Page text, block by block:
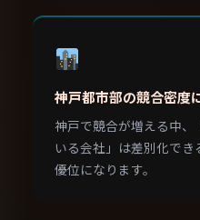
神戸都市部の競合密度
神戸で競合が増える中
いる会社」は差別化で
優位になります。